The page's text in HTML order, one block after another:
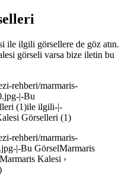
ile ilgili görsellere de göz atın.
görseli varsa bize iletin bu
rehberi/marmaris-
|-Bu
(1)ile ilgili-|-
Görselleri (1)
rehberi/marmaris-
|-Bu GörselMarmaris
Kalesi ›